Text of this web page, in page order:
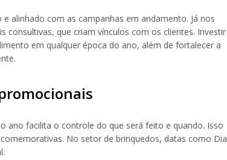
alinhado com as campanhas em andamento. Já nos
que criam vínculos com os clientes. Investir
em qualquer época do ano, além de fortalecer a
ano facilita o controle do que será feito e quando. Isso
No setor de brinquedos, datas como Dia